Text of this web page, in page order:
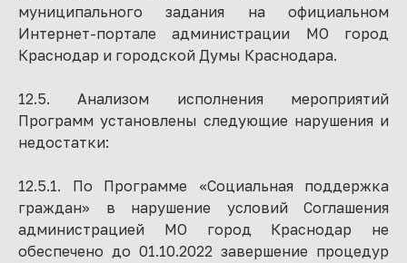
муниципального задания на официальном
Интернет-портале администрации МО город
Краснодар и городской Думы Краснодара.
12.5. Анализом исполнения мероприятий
Программ установлены следующие нарушения и
недостатки:
12.5.1. По Программе «Социальная поддержка
граждан» в нарушение условий Соглашения
администрацией МО город Краснодар не
обеспечено до 01.10.2022 завершение процедур